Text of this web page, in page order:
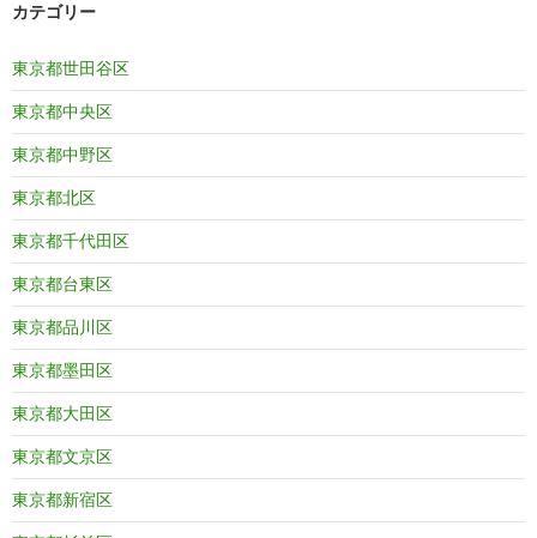
カテゴリー
東京都世田谷区
東京都中央区
東京都中野区
東京都北区
東京都千代田区
東京都台東区
東京都品川区
東京都墨田区
東京都大田区
東京都文京区
東京都新宿区